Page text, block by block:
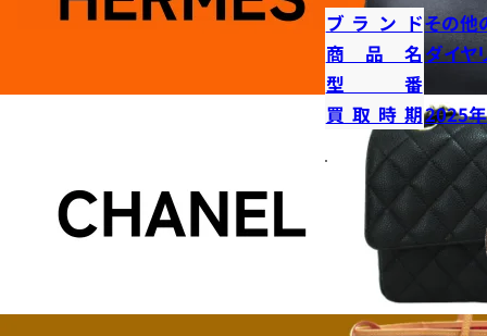
ブランドその他
商品名ダイヤ
型番
買取時期2025